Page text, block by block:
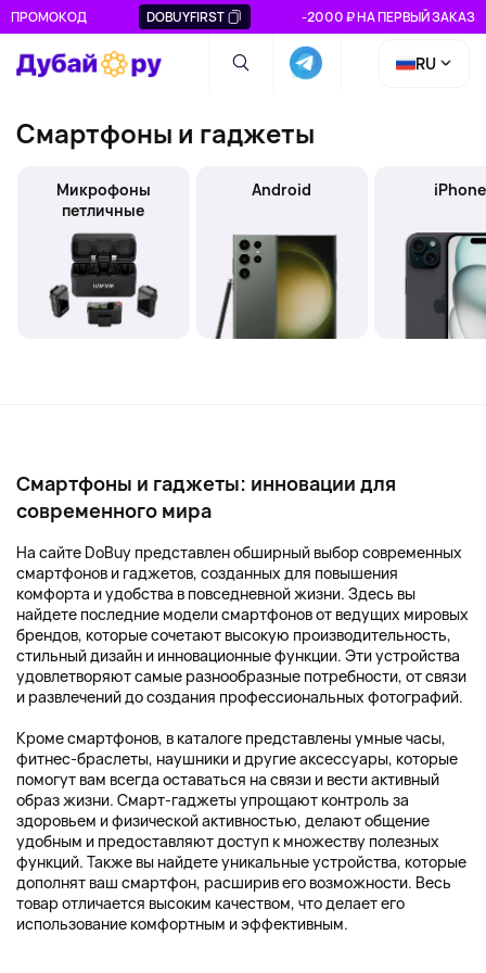
ПРОМОКОД DOBUYFIRST -2000 ₽ НА ПЕРВЫЙ ЗАКАЗ
RU
Смартфоны и гаджеты
Микрофоны
петличные
Android iPhone
Смартфоны и гаджеты: инновации для
современного мира
На сайте DoBuy представлен обширный выбор современных
смартфонов и гаджетов, созданных для повышения
комфорта и удобства в повседневной жизни. Здесь вы
найдете последние модели смартфонов от ведущих мировых
брендов, которые сочетают высокую производительность,
стильный дизайн и инновационные функции. Эти устройства
удовлетворяют самые разнообразные потребности, от связи
и развлечений до создания профессиональных фотографий.
Кроме смартфонов, в каталоге представлены умные часы,
фитнес-браслеты, наушники и другие аксессуары, которые
помогут вам всегда оставаться на связи и вести активный
образ жизни. Смарт-гаджеты упрощают контроль за
здоровьем и физической активностью, делают общение
удобным и предоставляют доступ к множеству полезных
функций. Также вы найдете уникальные устройства, которые
дополнят ваш смартфон, расширив его возможности. Весь
товар отличается высоким качеством, что делает его
использование комфортным и эффективным.